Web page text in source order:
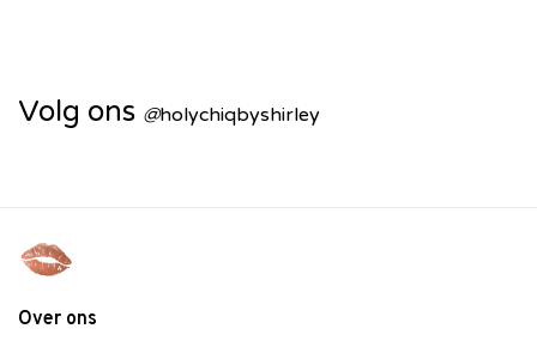
Volg ons @holychiqbyshirley
Over ons